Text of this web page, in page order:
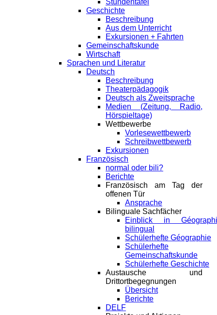
Stundentafel
Geschichte
Beschreibung
Aus dem Unterricht
Exkursionen + Fahrten
Gemeinschaftskunde
Wirtschaft
Sprachen und Literatur
Deutsch
Beschreibung
Theaterpädagogik
Deutsch als Zweitsprache
Medien (Zeitung, Radio,
Hörspieltage)
Wettbewerbe
Vorlesewettbewerb
Schreibwettbewerb
Exkursionen
Französisch
normal oder bili?
Berichte
Französisch am Tag der
offenen Tür
Ansprache
Bilinguale Sachfächer
Einblick in
bilingual
Schülerhefte Géographie
Schülerhefte
Gemeinschaftskunde
Schülerhefte Geschichte
Austausche und
Drittortbegegnungen
Übersicht
Berichte
DELF